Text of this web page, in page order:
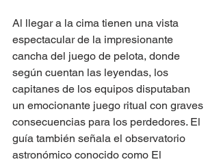
Al llegar a la cima tienen una vista
espectacular de la impresionante
cancha del juego de pelota, donde
según cuentan las leyendas, los
capitanes de los equipos disputaban
un emocionante juego ritual con graves
consecuencias para los perdedores. El
guía también señala el observatorio
astronómico conocido como El